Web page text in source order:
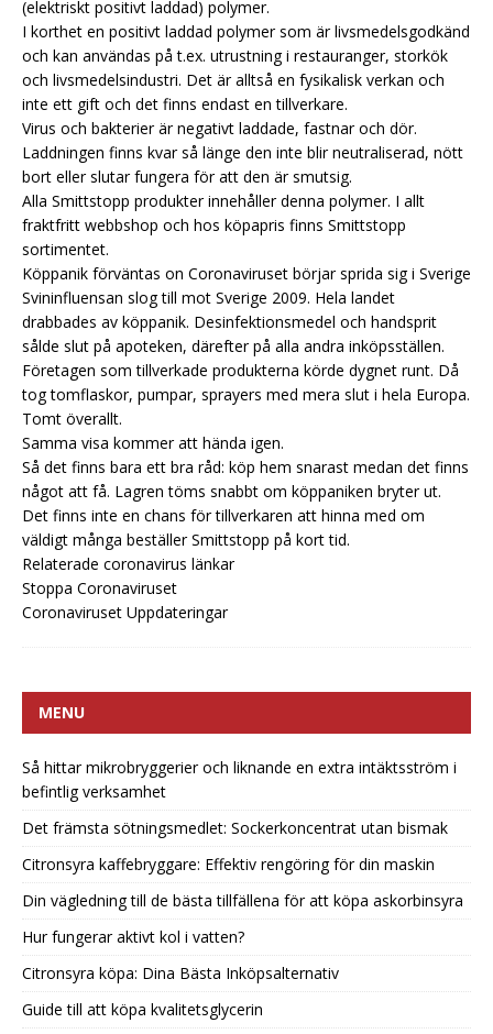
(elektriskt positivt laddad) polymer.
I korthet en positivt laddad polymer som är livsmedelsgodkänd
och kan användas på t.ex. utrustning i restauranger, storkök
och livsmedelsindustri. Det är alltså en fysikalisk verkan och
inte ett gift och det finns endast en tillverkare.
Virus och bakterier är negativt laddade, fastnar och dör.
Laddningen finns kvar så länge den inte blir neutraliserad, nött
bort eller slutar fungera för att den är smutsig.
Alla Smittstopp produkter innehåller denna polymer. I allt
fraktfritt webbshop och hos köpapris finns Smittstopp
sortimentet.
Köppanik förväntas on Coronaviruset börjar sprida sig i Sverige
Svininfluensan slog till mot Sverige 2009. Hela landet
drabbades av köppanik. Desinfektionsmedel och handsprit
sålde slut på apoteken, därefter på alla andra inköpsställen.
Företagen som tillverkade produkterna körde dygnet runt. Då
tog tomflaskor, pumpar, sprayers med mera slut i hela Europa.
Tomt överallt.
Samma visa kommer att hända igen.
Så det finns bara ett bra råd: köp hem snarast medan det finns
något att få. Lagren töms snabbt om köppaniken bryter ut.
Det finns inte en chans för tillverkaren att hinna med om
väldigt många beställer Smittstopp på kort tid.
Relaterade coronavirus länkar
Stoppa Coronaviruset
Coronaviruset Uppdateringar
MENU
Så hittar mikrobryggerier och liknande en extra intäktsström i
befintlig verksamhet
Det främsta sötningsmedlet: Sockerkoncentrat utan bismak
Citronsyra kaffebryggare: Effektiv rengöring för din maskin
Din vägledning till de bästa tillfällena för att köpa askorbinsyra
Hur fungerar aktivt kol i vatten?
Citronsyra köpa: Dina Bästa Inköpsalternativ
Guide till att köpa kvalitetsglycerin